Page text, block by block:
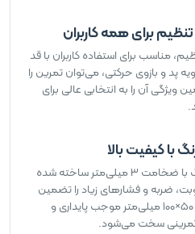
برای همه کاربران
مناسب برای استفاده کاربران با قد
پد و بازوی حرکتی، می‌توان تمرین را
آن را به انتخابی عالی برای
با کیفیت بالا
بدنه این دستگاه از استیل ضد زنگ با ضخامت ۳ میلی‌متر ساخته شده
ضربه و فشارهای زیاد را تضمین
می‌کند. همچنین پروفیل با ابعاد ۵۰×۱۰۰ میلی‌متر موجب پایداری و
تمرینی سخت می‌شود.